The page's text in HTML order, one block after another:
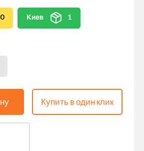
0 Киев 1
Купить в один клик